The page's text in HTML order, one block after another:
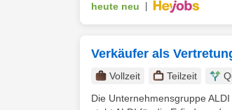
heute neu
Verkäufer als
Vollzeit Teilzeit
Die Unternehmensgruppe